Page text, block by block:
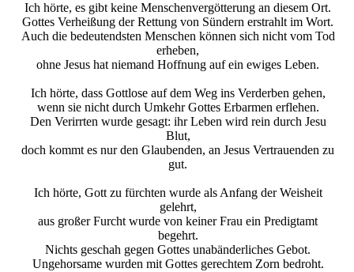
Ich hörte, es gibt keine Menschenvergötterung an diesem Ort.
Gottes Verheißung der Rettung von Sündern erstrahlt im Wort.
Auch die bedeutendsten Menschen können sich nicht vom Tod
erheben,
ohne Jesus hat niemand Hoffnung auf ein ewiges Leben.
Ich hörte, dass Gottlose auf dem Weg ins Verderben gehen,
wenn sie nicht durch Umkehr Gottes Erbarmen erflehen.
Den Verirrten wurde gesagt: ihr Leben wird rein durch Jesu
Blut,
doch kommt es nur den Glaubenden, an Jesus Vertrauenden zu
gut.
Ich hörte, Gott zu fürchten wurde als Anfang der Weisheit
gelehrt,
aus großer Furcht wurde von keiner Frau ein Predigtamt
begehrt.
Nichts geschah gegen Gottes unabänderliches Gebot.
Ungehorsame wurden mit Gottes gerechtem Zorn bedroht.